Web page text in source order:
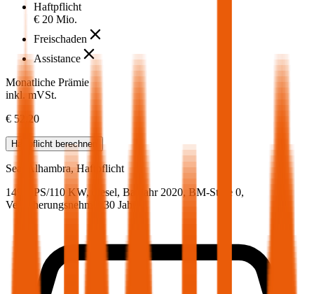
Haftpflicht
€ 20 Mio.
Freischaden
Assistance
Monatliche Prämie
inkl. mVSt.
€ 52,20
Haftpflicht berechnen
Seat
Alhambra, Haftpflicht
149.5 PS/110 KW, diesel, Baujahr 2020, BM-Stufe 0,
Versicherungsnehmer 30 Jahre